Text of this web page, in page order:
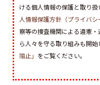
ける個人情報の保護と取り
人情報保護方針（プライバシ
察等の捜査機関による違憲
ら人々を守る取り組みも開始
阻止」 をご覧ください。